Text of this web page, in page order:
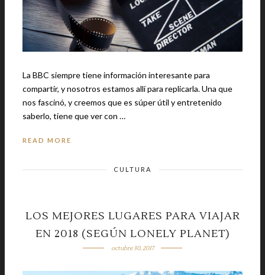
La BBC siempre tiene información interesante para
compartir, y nosotros estamos allí para replicarla. Una que
nos fascinó, y creemos que es súper útil y entretenido
saberlo, tiene que ver con …
READ MORE
CULTURA
LOS MEJORES LUGARES PARA VIAJAR
EN 2018 (SEGÚN LONELY PLANET)
octubre 30, 2017